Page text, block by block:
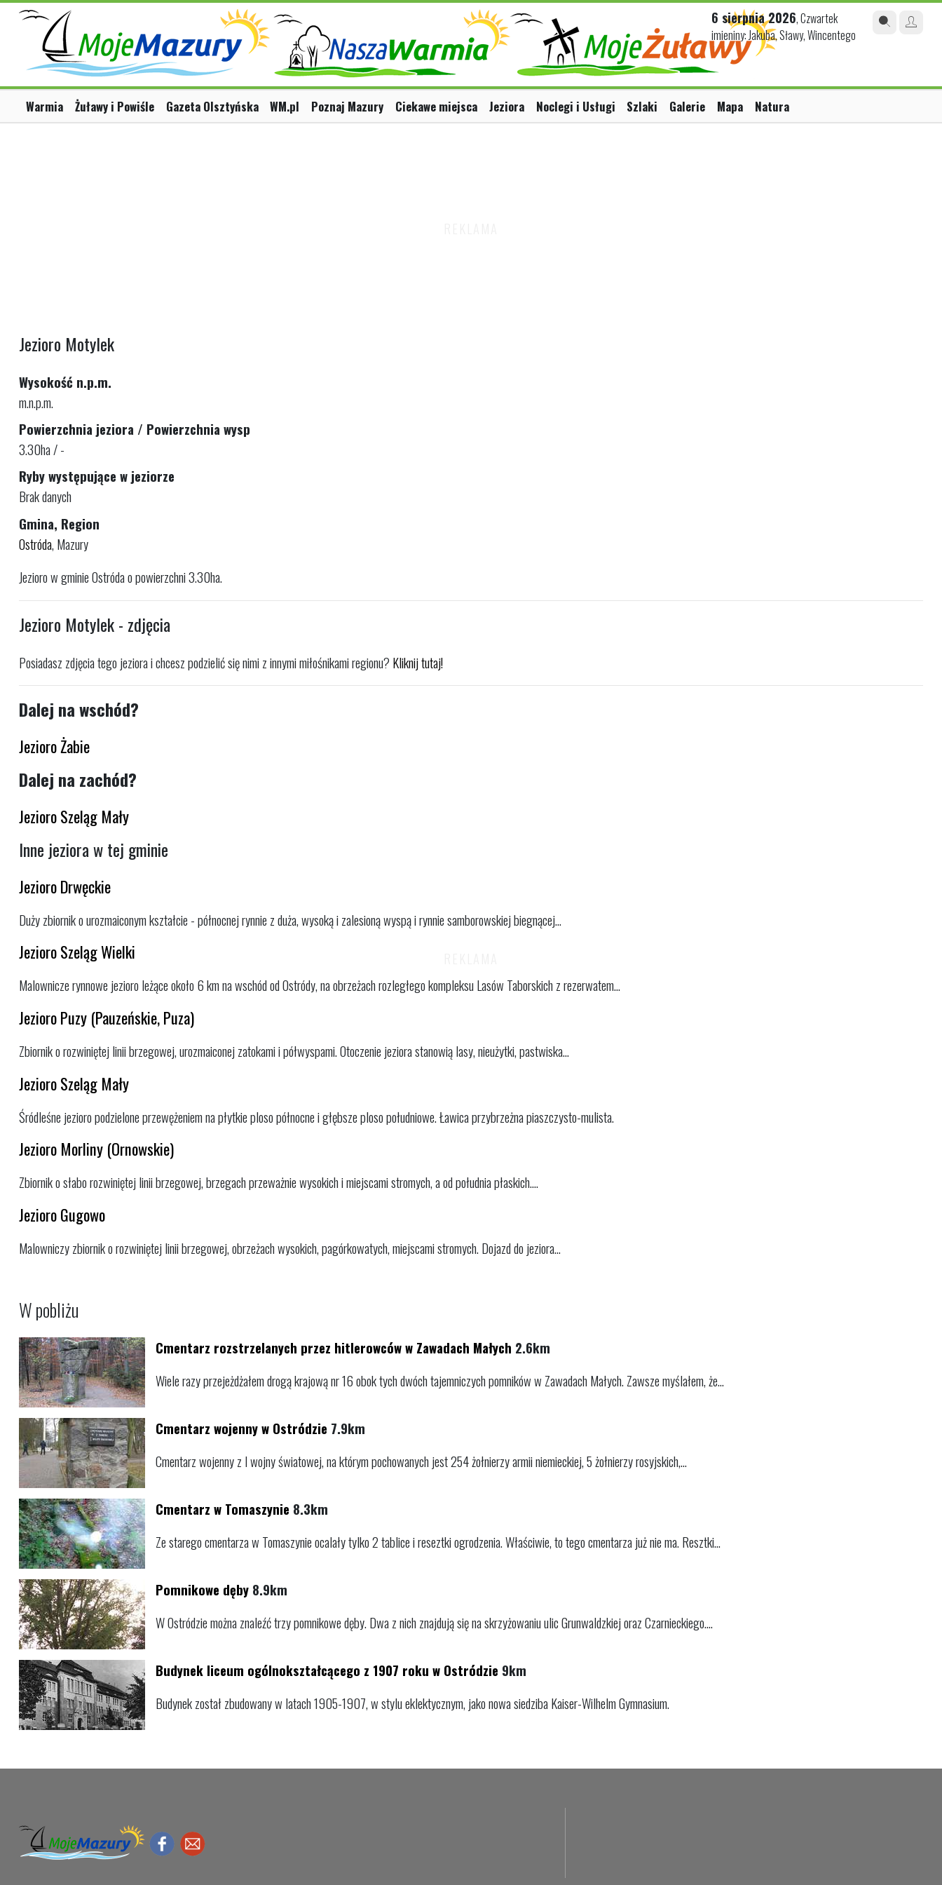
6 sierpnia 2026, Czwartek
imieniny: Jakuba, Sławy, Wincentego
Warmia Żuławy i Powiśle Gazeta Olsztyńska WM.pl Poznaj Mazury Ciekawe miejsca Jeziora Noclegi i Usługi Szlaki Galerie Mapa Natura
Jezioro Motylek
Wysokość n.p.m.
m.n.p.m.
Powierzchnia jeziora / Powierzchnia wysp
3.30ha / -
Ryby występujące w jeziorze
Brak danych
Gmina, Region
Ostróda, Mazury
Jezioro w gminie Ostróda o powierzchni 3.30ha.
Jezioro Motylek - zdjęcia
Posiadasz zdjęcia tego jeziora i chcesz podzielić się nimi z innymi miłośnikami regionu? Kliknij tutaj!
Dalej na wschód?
Jezioro Żabie
Dalej na zachód?
Jezioro Szeląg Mały
Inne jeziora w tej gminie
Jezioro Drwęckie
Duży zbiornik o urozmaiconym kształcie - północnej rynnie z duża, wysoką i zalesioną wyspą i rynnie samborowskiej biegnącej...
Jezioro Szeląg Wielki
Malownicze rynnowe jezioro leżące około 6 km na wschód od Ostródy, na obrzeżach rozległego kompleksu Lasów Taborskich z rezerwatem...
Jezioro Puzy (Pauzeńskie, Puza)
Zbiornik o rozwiniętej linii brzegowej, urozmaiconej zatokami i półwyspami. Otoczenie jeziora stanowią lasy, nieużytki, pastwiska...
Jezioro Szeląg Mały
Śródleśne jezioro podzielone przewężeniem na płytkie ploso północne i głębsze ploso południowe. Ławica przybrzeżna piaszczysto-mulista.
Jezioro Morliny (Ornowskie)
Zbiornik o słabo rozwiniętej linii brzegowej, brzegach przeważnie wysokich i miejscami stromych, a od południa płaskich....
Jezioro Gugowo
Malowniczy zbiornik o rozwiniętej linii brzegowej, obrzeżach wysokich, pagórkowatych, miejscami stromych. Dojazd do jeziora...
W pobliżu
Cmentarz rozstrzelanych przez hitlerowców w Zawadach Małych 2.6km
Wiele razy przejeżdżałem drogą krajową nr 16 obok tych dwóch tajemniczych pomników w Zawadach Małych. Zawsze myślałem, że...
Cmentarz wojenny w Ostródzie 7.9km
Cmentarz wojenny z I wojny światowej, na którym pochowanych jest 254 żołnierzy armii niemieckiej, 5 żołnierzy rosyjskich,...
Cmentarz w Tomaszynie 8.3km
Ze starego cmentarza w Tomaszynie ocalały tylko 2 tablice i reseztki ogrodzenia. Właściwie, to tego cmentarza już nie ma. Resztki...
Pomnikowe dęby 8.9km
W Ostródzie można znaleźć trzy pomnikowe dęby. Dwa z nich znajdują się na skrzyżowaniu ulic Grunwaldzkiej oraz Czarnieckiego....
Budynek liceum ogólnokształcącego z 1907 roku w Ostródzie 9km
Budynek został zbudowany w latach 1905-1907, w stylu eklektycznym, jako nowa siedziba Kaiser-Wilhelm Gymnasium.